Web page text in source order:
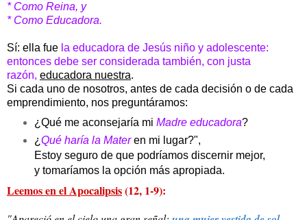
* Como Reina, y
* Como Educadora.
Sí: ella fue la educadora de Jesús niño y adolescente:
entonces debe ser considerada también, con justa
razón, educadora nuestra.
Si cada uno de nosotros, antes de cada decisión o de cada
emprendimiento, nos preguntáramos:
¿Qué me aconsejaría mi Madre educadora?
¿ Qué haría la Materen mi lugar?",
Estoy seguro de que podríamos discernir mejor,
y tomaríamos la opción más apropiada.
Leemos en el Apocalipsis(12, 1-9):